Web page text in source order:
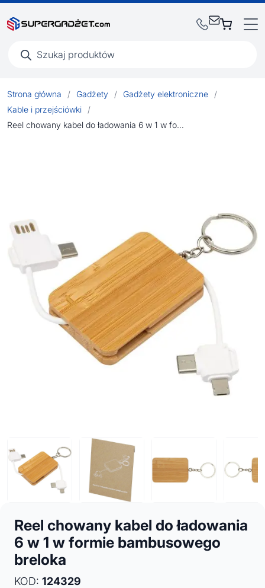
produktów
Strona główna / Gadżety / Gadżety elektroniczne
/
Kable i przejściówki
/
Reel chowany kabel do ładowania 6 w 1 w formie bambusowego breloka
Reel chowany kabel do ładowania
6 w 1 w formie bambusowego
breloka
KOD: 124329